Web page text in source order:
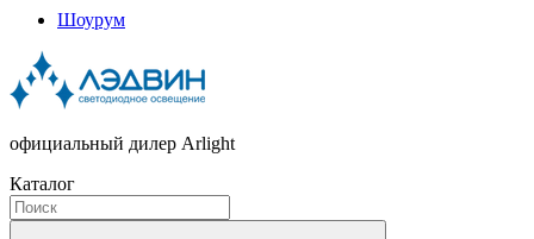
Шоурум
официальный дилер Arlight
Каталог